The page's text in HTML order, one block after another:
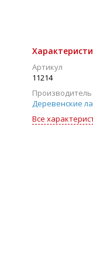
Артикул
11214
Производитель
Деревенские
Все